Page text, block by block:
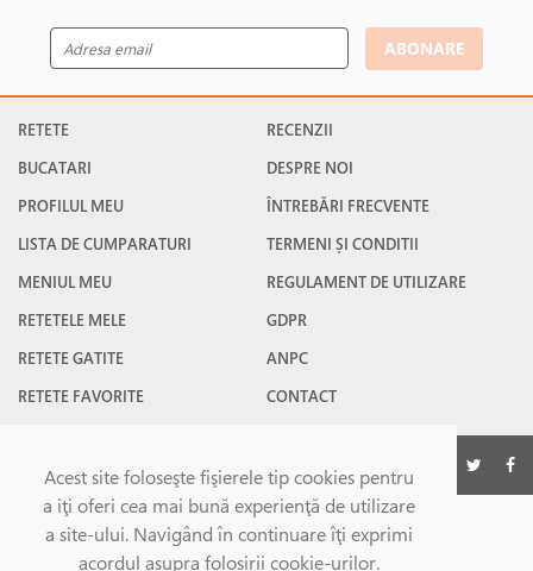
Acest site foloseşte fişierele tip cookies pentru
a iţi oferi cea mai bună experienţă de utilizare
a site-ului. Navigând în continuare îţi exprimi
acordul asupra folosirii cookie-urilor.
ABONARE
RETETE
BUCATARI
PROFILUL MEU
LISTA DE CUMPARATURI
MENIUL MEU
RETETELE MELE
RETETE GATITE
RETETE FAVORITE
RECENZII
DESPRE NOI
ÎNTREBĂRI FRECVENTE
TERMENI ȘI CONDITII
REGULAMENT DE UTILIZARE
GDPR
ANPC
CONTACT
©Gatesc.ro 2026